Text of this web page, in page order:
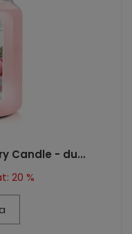
Candle - du...
20 %